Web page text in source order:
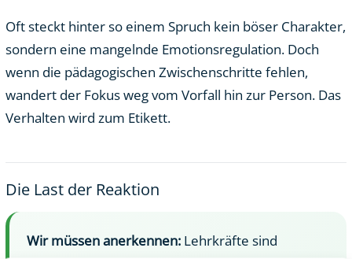
Oft steckt hinter so einem Spruch kein böser Charakter,
sondern eine mangelnde Emotionsregulation. Doch
wenn die pädagogischen Zwischenschritte fehlen,
wandert der Fokus weg vom Vorfall hin zur Person. Das
Verhalten wird zum Etikett.
Die Last der Reaktion
Wir müssen anerkennen:Lehrkräfte sind